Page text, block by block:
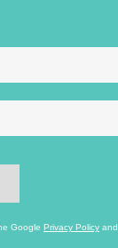
Google Privacy Policy and